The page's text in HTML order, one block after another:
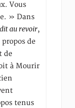
Vous
» Dans
au revoir,
de
de
à Mourir
tenus